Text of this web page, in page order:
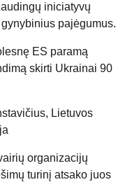
iniciatyvų
pajėgumus.
ES paramą
skirti Ukrainai 90
Lietuvos
organizacijų
turinį atsako juos